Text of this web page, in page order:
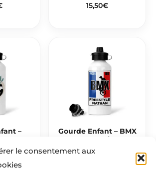
le consentement aux
15,50€
–
Gourde Enfant – BMX
Freestyle
15,50